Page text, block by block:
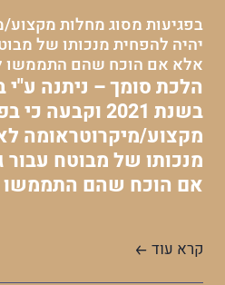
בפגיעות מסוג מחלות מקצוע/
יהיה להפחית מנכותו של
אלא אם הוכח שהם התממשו
הלכת סומך – ניתנה ע"י
בשנת 2021
מקצוע/מיקרוטראומה
מנכותו של מבוטח עבור
אם הוכח שהם התממשו